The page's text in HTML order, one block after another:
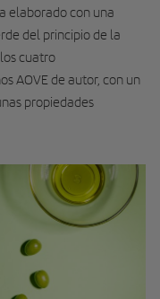
elaborado con una
del principio de la
cuatro
AOVE de autor, con un
propiedades